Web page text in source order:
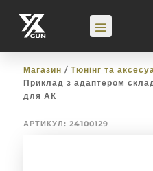
Магазин / Тюнінг та
Приклад з адаптером
для АК
АРТИКУЛ: 24100129